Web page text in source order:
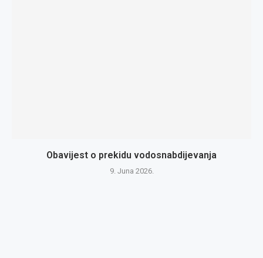
Obavijest o prekidu vodosnabdijevanja
9. Juna 2026.